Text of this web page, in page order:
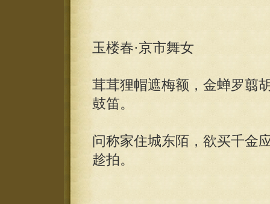
玉楼春·京市舞女
茸茸狸帽遮梅额，金蝉罗翦
鼓笛。
问称家住城东陌，欲买千金
趁拍。